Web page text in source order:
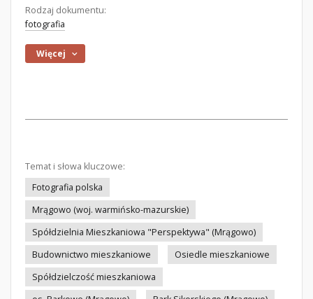
Rodzaj dokumentu:
fotografia
Więcej
Temat i słowa kluczowe:
Fotografia polska
Mrągowo (woj. warmińsko-mazurskie)
Spółdzielnia Mieszkaniowa "Perspektywa" (Mrągowo)
Budownictwo mieszkaniowe
Osiedle mieszkaniowe
Spółdzielczość mieszkaniowa